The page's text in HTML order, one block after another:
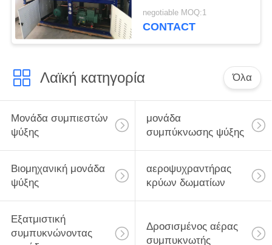
μονάδων
αντιδιαβρωτικό
negotiable MOQ:1
CONTACT
Λαϊκή κατηγορία Όλα
Μονάδα συμπιεστών
ψύξης
μονάδα
συμπύκνωσης ψύξης
Βιομηχανική μονάδα
ψύξης
αεροψυχραντήρας
κρύων δωματίων
Εξατμιστική
συμπυκνώνοντας
Δροσισμένος αέρας
συμπυκνωτής